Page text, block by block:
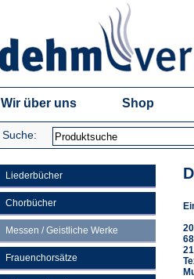
Wir über uns Shop
Suche:
Liederbücher
Chorbücher
Messen / Geistliche Werke
Frauenchorsätze